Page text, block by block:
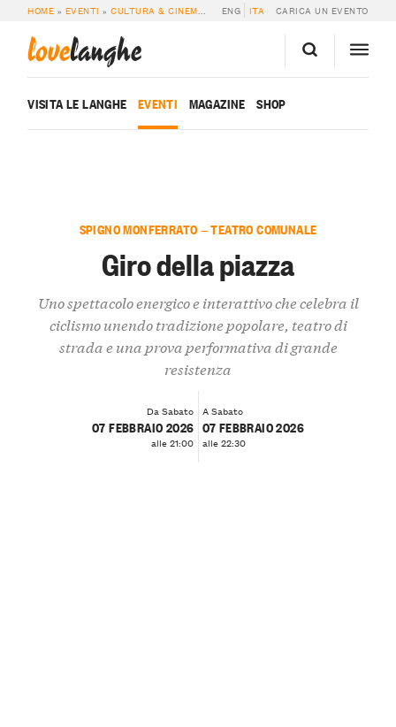
HOME » EVENTI »CULTURA & CINEMA » GIRO DELLA PIAZZA
ENG ITA CARICA UN EVENTO
lovelanghe
VISITA LE LANGHE EVENTI MAGAZINE SHOP
SPIGNO MONFERRATO — TEATRO COMUNALE
Giro della piazza
Uno spettacolo energico e interattivo che celebra il
ciclismo unendo tradizione popolare, teatro di
strada e una prova performativa di grande
resistenza
Da Sabato
07 FEBBRAIO 2026
alle 21:00
A Sabato
07 FEBBRAIO 2026
alle 22:30